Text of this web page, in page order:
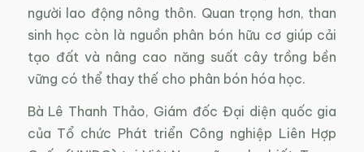
người lao động nông thôn. Quan trọng hơn, than
sinh học còn là nguồn phân bón hữu cơ giúp cải
tạo đất và nâng cao năng suất cây trồng bền
vững có thể thay thế cho phân bón hóa học.
Bà Lê Thanh Thảo, Giám đốc Đại diện quốc gia
của Tổ chức Phát triển Công nghiệp Liên Hợp